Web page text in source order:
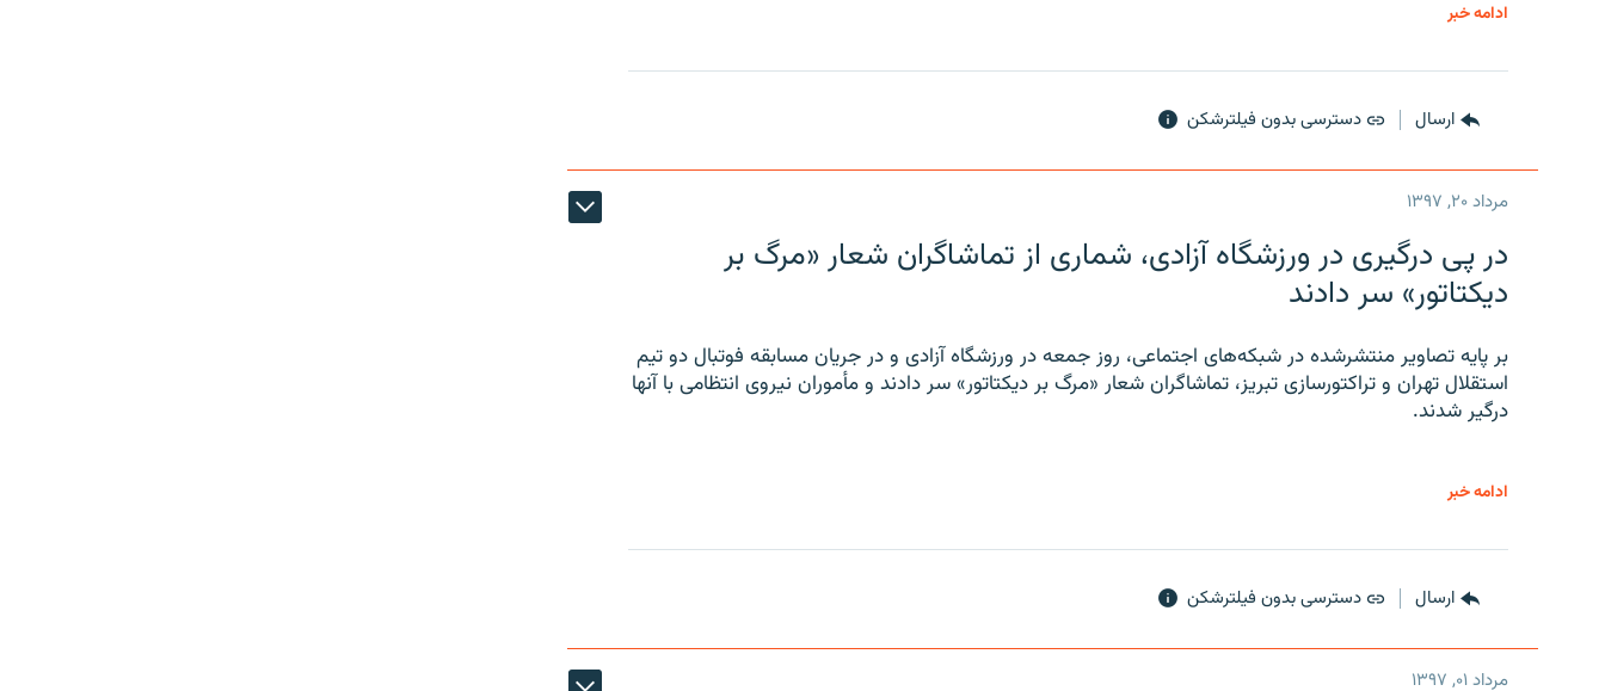
ادامه خبر
ارسال دسترسی بدون فیلترشکن
مرداد ۲۰, ۱۳۹۷
در پی درگیری در ورزشگاه آزادی، شماری از تماشاگران شعار «مرگ بر
دیکتاتور» سر دادند
بر پایه تصاویر منتشرشده در شبکه‌های اجتماعی، روز جمعه در ورزشگاه آزادی و در جریان مسابقه فوتبال دو تیم
استقلال تهران و تراکتورسازی تبریز، تماشاگران شعار «مرگ بر دیکتاتور» سر دادند و مأموران نیروی انتظامی با آنها
درگیر شدند.
ادامه خبر
ارسال دسترسی بدون فیلترشکن
مرداد ۰۱, ۱۳۹۷